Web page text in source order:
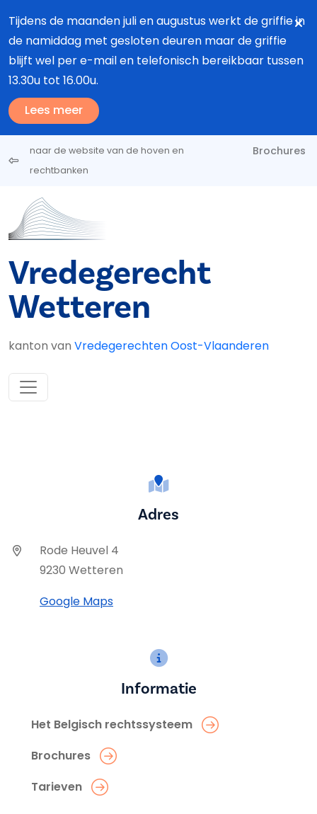
Tijdens de maanden juli en augustus werkt de griffie in
de namiddag met gesloten deuren maar de griffie
blijft wel per e-mail en telefonisch bereikbaar tussen
13.30u tot 16.00u.
Lees meer
naar de website van de hoven en
rechtbanken
Brochures
Vredegerecht
Wetteren
kanton van Vredegerechten Oost-Vlaanderen
Adres
Rode Heuvel 4
9230 Wetteren
Google Maps
Informatie
Het Belgisch rechtssysteem
Brochures
Tarieven